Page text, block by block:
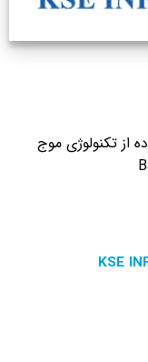
از تکنولوژی موج